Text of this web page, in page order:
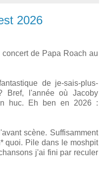
2026
de Papa Roach au
de je-sais-plus-
Bref, l'année où Jacoby
huc. Eh ben en 2026 :
scène. Suffisamment
quoi. Pile dans le moshpit
j'ai fini par reculer